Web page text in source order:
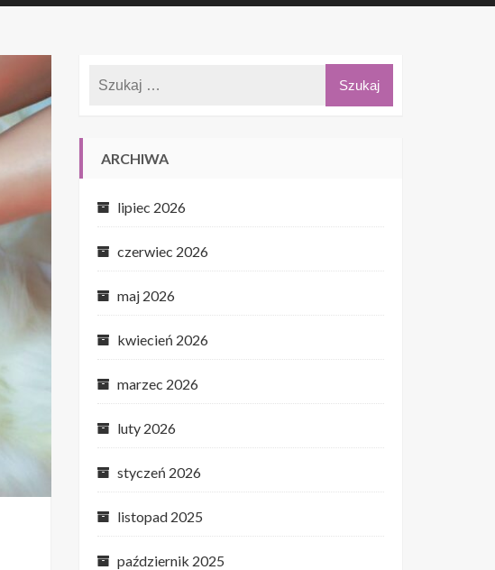
ARCHIWA
lipiec 2026
czerwiec 2026
maj 2026
kwiecień 2026
marzec 2026
luty 2026
styczeń 2026
listopad 2025
październik 2025